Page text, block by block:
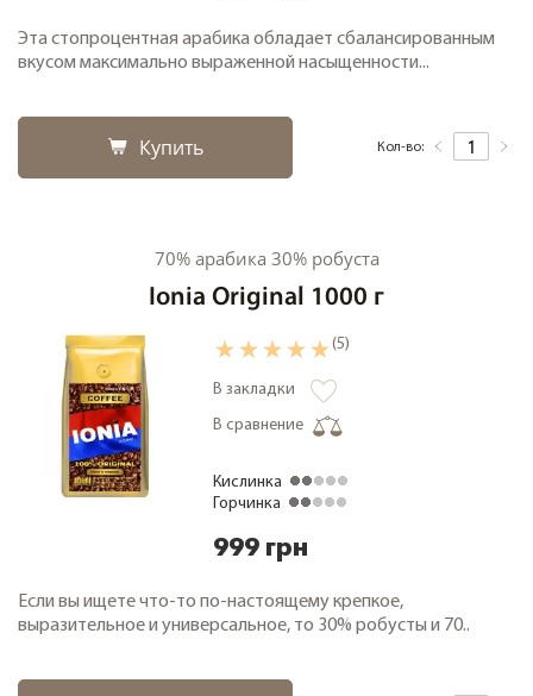
Эта стопроцентная арабика обладает сбалансированным
вкусом максимально выраженной насыщенности...
Купить Кол-во:
70% арабика 30% робуста
Ionia Original 1000 г
(5)
В закладки
В сравнение
Кислинка
Горчинка
999 грн
Если вы ищете что-то по-настоящему крепкое,
выразительное и универсальное, то 30% робусты и 70..